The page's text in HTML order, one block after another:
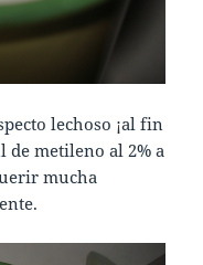
lechoso ¡al fin
de metileno al 2% a
mucha